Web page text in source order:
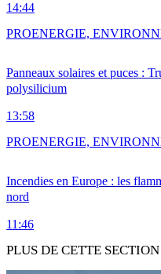
14:44
Panneaux solaires et puces :
polysilicium
13:58
PROENERGIE,
Incendies en Europe : les
nord
11:46
PROENERGIE,
PLUS DE CETTE SECTION